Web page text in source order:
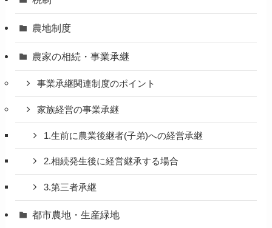
農地制度
農家の相続・事業承継
事業承継関連制度のポイント
家族経営の事業承継
1.生前に農業後継者(子弟)への経営承継
2.相続発生後に経営継承する場合
3.第三者承継
都市農地・生産緑地